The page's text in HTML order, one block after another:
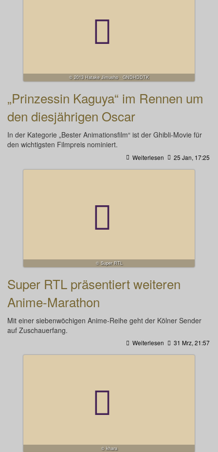
© 2013 Hatake Jimusho · GNDHDDTK
„Prinzessin Kaguya“ im Rennen um
den diesjährigen Oscar
In der Kategorie „Bester Animationsfilm“ ist der Ghibli-Movie für
den wichtigsten Filmpreis nominiert.
Weiterlesen 25 Jan, 17:25
© Super RTL
Super RTL präsentiert weiteren
Anime-Marathon
Mit einer siebenwöchigen Anime-Reihe geht der Kölner Sender
auf Zuschauerfang.
Weiterlesen 31 Mrz, 21:57
© khara